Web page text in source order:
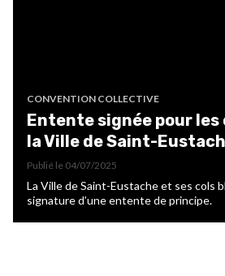
CONVENTION COLLECTIVE
Entente signée pour les
la Ville de Saint-
Publié le 04/07/2025
La Ville de Saint-Eustache et ses cols
signature d’une entente de principe.